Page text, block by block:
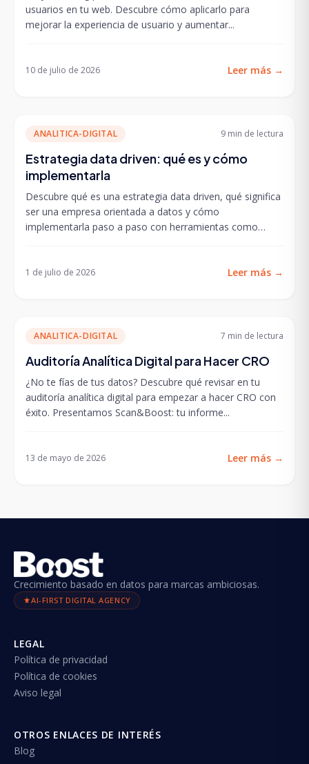
usuarios en tu web. Descubre cómo aplicarlo para
mejorar la experiencia de usuario y aumentar...
10 de julio de 2026 Leer más →
ANALITICA-DIGITAL 9 min de lectura
Estrategia data driven: qué es y cómo
implementarla
Descubre qué es una estrategia data driven, qué significa
ser una empresa orientada a datos y cómo
implementarla paso a paso con herramientas como
1 de julio de 2026 Leer más →
ANALITICA-DIGITAL 7 min de lectura
Auditoría Analítica Digital para Hacer CRO
¿No te fías de tus datos? Descubre qué revisar en tu
auditoría analítica digital para empezar a hacer CRO con
éxito. Presentamos Scan&Boost: tu informe...
13 de mayo de 2026 Leer más →
Crecimiento basado en datos para marcas ambiciosas.
AI-FIRST DIGITAL AGENCY
LEGAL
Política de privacidad
Política de cookies
Aviso legal
OTROS ENLACES DE INTERÉS
Blog